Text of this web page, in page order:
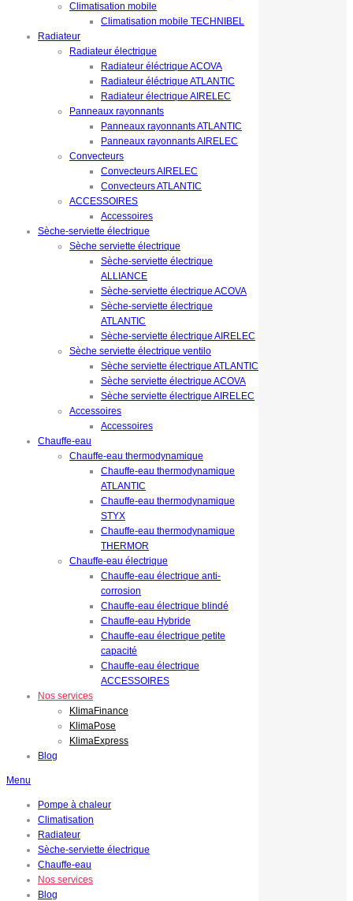
Climatisation mobile
Climatisation mobile TECHNIBEL
Radiateur
Radiateur électrique
Radiateur éléctrique ACOVA
Radiateur éléctrique ATLANTIC
Radiateur électrique AIRELEC
Panneaux rayonnants
Panneaux rayonnants ATLANTIC
Panneaux rayonnants AIRELEC
Convecteurs
Convecteurs AIRELEC
Convecteurs ATLANTIC
ACCESSOIRES
Accessoires
Sèche-serviette électrique
Sèche serviette électrique
Sèche-serviette électrique
ALLIANCE
Sèche-serviette électrique ACOVA
Sèche-serviette électrique
ATLANTIC
Sèche-serviette électrique AIRELEC
Sèche serviette électrique ventilo
Sèche serviette électrique ATLANTIC
Sèche serviette électrique ACOVA
Sèche serviette électrique AIRELEC
Accessoires
Accessoires
Chauffe-eau
Chauffe-eau thermodynamique
Chauffe-eau thermodynamique
ATLANTIC
Chauffe-eau thermodynamique
STYX
Chauffe-eau thermodynamique
THERMOR
Chauffe-eau électrique
Chauffe-eau électrique anti-
corrosion
Chauffe-eau électrique blindé
Chauffe-eau Hybride
Chauffe-eau électrique petite
capacité
Chauffe-eau électrique
ACCESSOIRES
Nos services
KlimaFinance
KlimaPose
KlimaExpress
Blog
Menu
Pompe à chaleur
Climatisation
Radiateur
Sèche-serviette électrique
Chauffe-eau
Nos services
Blog